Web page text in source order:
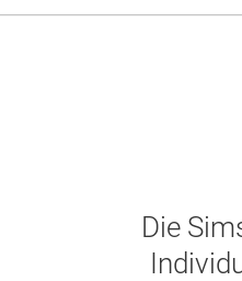
Die